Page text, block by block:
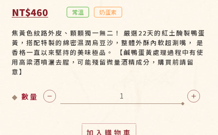
NT$460
常溫 奶蛋素
焦黃色紋路外皮、顆顆獨一無二！ 嚴選22天的紅土醃製鴨蛋
黃，搭配特製的綿密濕潤烏豆沙，整體外酥內軟超涮嘴， 是
香格一直以來堅持的美味極品。 【鹹鴨蛋黃處理過程中有使
用高粱酒噴灑去腥，可能殘留微量酒精成分，購買前請留
意】
數量